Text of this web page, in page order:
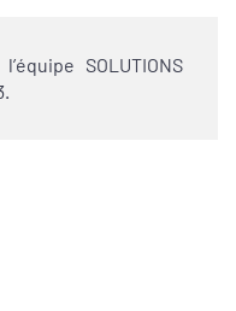
SOLUTIONS